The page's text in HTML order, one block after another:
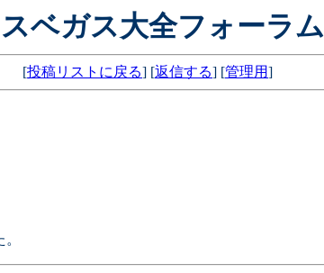
ベガス大全フォーラム
[投稿リストに戻る] [返信する] [管理用]